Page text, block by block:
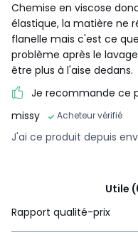
Chemise en viscose
élastique, la matière ne
flanelle mais c'est ce
problème après le
être plus à l'aise dedans.
Je recommande ce
missy
Acheteur vérifié
J'ai ce produit depuis
Utile
Rapport qualité-prix